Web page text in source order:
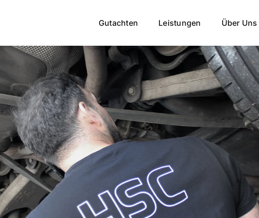
Gutachten Leistungen Über Uns